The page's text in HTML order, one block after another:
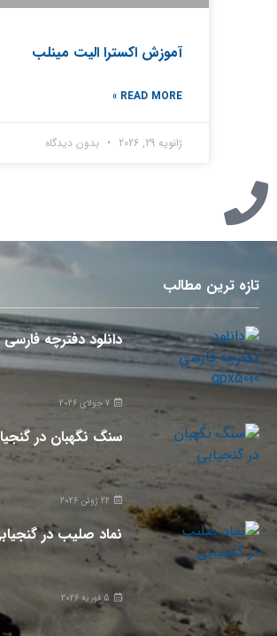
آموزش اکسترا الیت مینلب
READ MORE »
ژانویه 29, 2026 بدون دیدگاه
تازه ترین مطالب
دانلود دفترچه فارسی gpx5000
7 جولای 2026
سنگ نگهبان در
22 ژوئن 2026
نماد صلیب در
5 فوریه 2026